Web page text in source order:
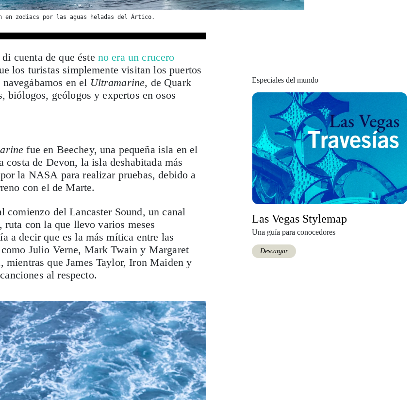
en zodiacs por las aguas heladas del Ártico.
cuenta de que éste no era un crucero
los turistas simplemente visitan los puertos
en el Ultramarine, de Quark
biólogos, geólogos y expertos en osos
fue en Beechey, una pequeña isla en el
de Devon, la isla deshabitada más
la NASA para realizar pruebas, debido a
con el de Marte.
comienzo del Lancaster Sound, un canal
ruta con la que llevo varios meses
a decir que es la más mítica entre las
Julio Verne, Mark Twain y Margaret
mientras que James Taylor, Iron Maiden y
al respecto.
Especiales del mundo
Las Vegas Stylemap
Una guía para conocedores
Descargar